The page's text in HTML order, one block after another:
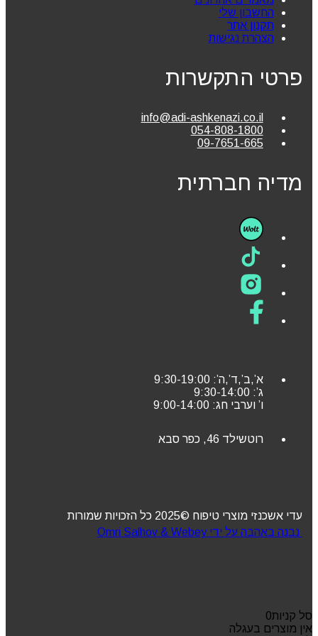
החשבון שלי
תקנון אתר
הצהרת נגישות
פרטי התקשרות
info@adi-ashkenazi.co.il
054-808-1800
09-7651-665
מדיה חברתית
א’,ב’,ד’,ה’: 9:30-19:00
ג’: 9:30-14:00
ו’ וערבי חג: 9:00-14:00
רוטשילד 46, כפר סבא
עדי אשכנזי מוצרי טיפוח ©2025 כל הזכויות שמורות
נבנה באהבה על ידי Omri Salhov & Webey
סל קניות0
אין מוצרים בעגלה